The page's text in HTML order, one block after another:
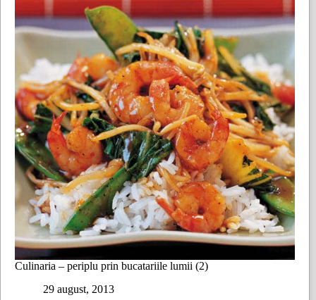
(3)
Culinaria – periplu prin bucatariile lumii (2)
29 august, 2013